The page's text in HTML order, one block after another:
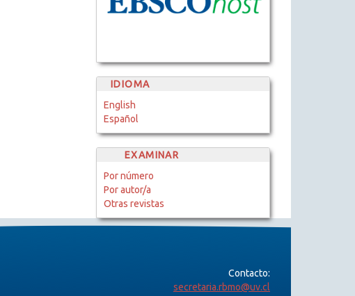
IDIOMA
English
Español
EXAMINAR
Por número
Por autor/a
Otras revistas
Contacto:
secretaria.rbmo@uv.cl